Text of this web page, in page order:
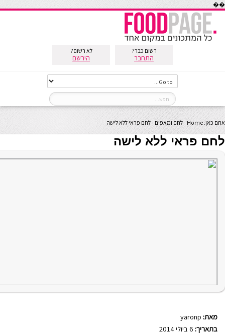
��
רשום כבר?
התחבר
לא רשום?
הירשם
אתם כאן: Home
-לחם ומאפים -לחם פראי ללא לישה
לחם פראי ללא לישה
מאת: yaronp
בתאריך: